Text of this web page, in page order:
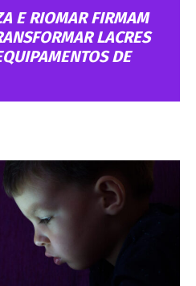
E RIOMAR FIRMAM
LACRES
DE